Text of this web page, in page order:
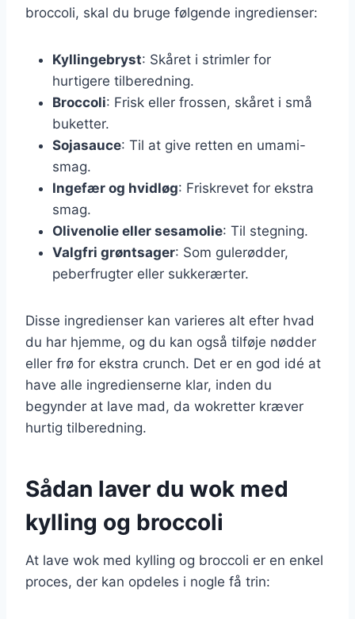
broccoli, skal du bruge følgende ingredienser:
Kyllingebryst: Skåret i strimler for
hurtigere tilberedning.
Broccoli: Frisk eller frossen, skåret i små
buketter.
Sojasauce: Til at give retten en umami-
smag.
Ingefær og hvidløg: Friskrevet for ekstra
smag.
Olivenolie eller sesamolie: Til stegning.
Valgfri grøntsager: Som gulerødder,
peberfrugter eller sukkerærter.
Disse ingredienser kan varieres alt efter hvad
du har hjemme, og du kan også tilføje nødder
eller frø for ekstra crunch. Det er en god idé at
have alle ingredienserne klar, inden du
begynder at lave mad, da wokretter kræver
hurtig tilberedning.
Sådan laver du wok med
kylling og broccoli
At lave wok med kylling og broccoli er en enkel
proces, der kan opdeles i nogle få trin: